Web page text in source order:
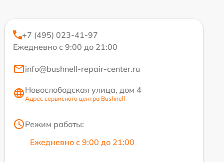
+7 (495) 023-41-97
Ежедневно с 9:00 до 21:00
info@bushnell-repair-center.ru
Новослободская улица, дом 4
Адрес сервисного центра Bushnell
Режим работы:
Ежедневно с 9:00 до 21:00